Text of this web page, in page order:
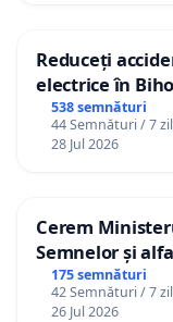
Reduceți
electrice în
538 semnături
44 Semnături / 7
28 Jul 2026
Cerem
Semnelor și
Republica
175 semnături
42 Semnături / 7
26 Jul 2026